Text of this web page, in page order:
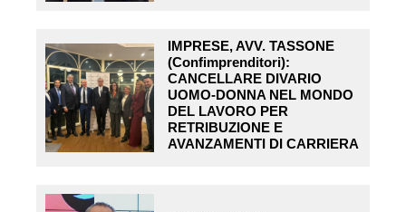
IMPRESE, AVV. TASSONE
(Confimprenditori):
CANCELLARE DIVARIO
UOMO-DONNA NEL MONDO
DEL LAVORO PER
RETRIBUZIONE E
AVANZAMENTI DI CARRIERA